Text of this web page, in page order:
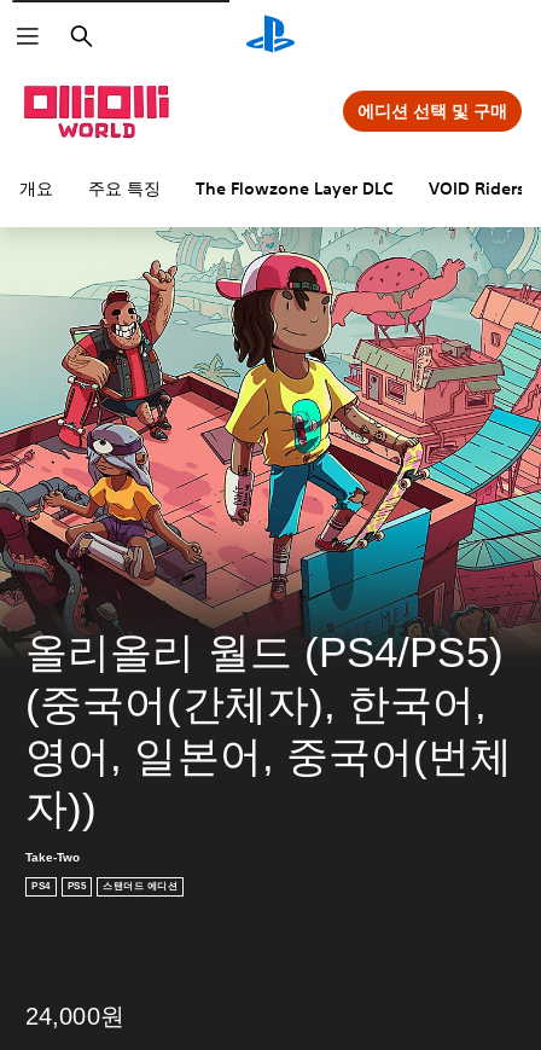
검
색
개요 주요 특징 The Flowzone Layer DLC VOID Riders
에디션 선택 및 구매
올리올리 월드 (PS4/PS5)
(중국어(간체자), 한국어,
영어, 일본어, 중국어(번체
자))
Take-Two
PS4 PS5 스탠더드 에디션
24,000원